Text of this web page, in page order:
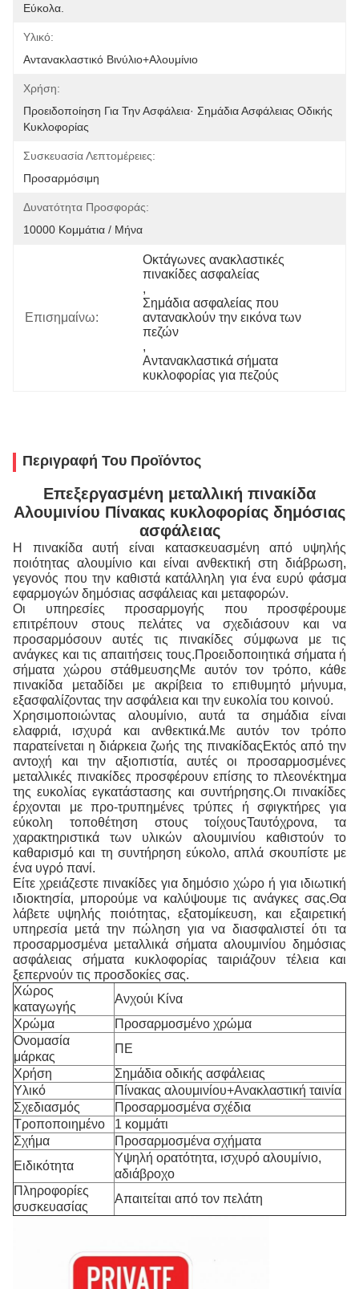
Εύκολα.
Υλικό:
Αντανακλαστικό Βινύλιο+αλουμίνιο
Χρήση:
Προειδοποίηση Για Την Ασφάλεια· Σημάδια Ασφάλειας Οδικής
Κυκλοφορίας
Συσκευασία Λεπτομέρειες:
Προσαρμόσιμη
Δυνατότητα Προσφοράς:
10000 Κομμάτια / Μήνα
Επισημαίνω:
Οκτάγωνες ανακλαστικές
πινακίδες ασφαλείας
,
Σημάδια ασφαλείας που
αντανακλούν την εικόνα των
πεζών
,
Αντανακλαστικά σήματα
κυκλοφορίας για πεζούς
Περιγραφή Του Προϊόντος
Επεξεργασμένη μεταλλική πινακίδα
Αλουμινίου Πίνακας κυκλοφορίας δημόσιας
ασφάλειας
Η πινακίδα αυτή είναι κατασκευασμένη από υψηλής
ποιότητας αλουμίνιο και είναι ανθεκτική στη διάβρωση,
γεγονός που την καθιστά κατάλληλη για ένα ευρύ φάσμα
εφαρμογών δημόσιας ασφάλειας και μεταφορών.
Οι υπηρεσίες προσαρμογής που προσφέρουμε
επιτρέπουν στους πελάτες να σχεδιάσουν και να
προσαρμόσουν αυτές τις πινακίδες σύμφωνα με τις
ανάγκες και τις απαιτήσεις τους.Προειδοποιητικά σήματα ή
σήματα χώρου στάθμευσηςΜε αυτόν τον τρόπο, κάθε
πινακίδα μεταδίδει με ακρίβεια το επιθυμητό μήνυμα,
εξασφαλίζοντας την ασφάλεια και την ευκολία του κοινού.
Χρησιμοποιώντας αλουμίνιο, αυτά τα σημάδια είναι
ελαφριά, ισχυρά και ανθεκτικά.Με αυτόν τον τρόπο
παρατείνεται η διάρκεια ζωής της πινακίδαςΕκτός από την
αντοχή και την αξιοπιστία, αυτές οι προσαρμοσμένες
μεταλλικές πινακίδες προσφέρουν επίσης το πλεονέκτημα
της ευκολίας εγκατάστασης και συντήρησης.Οι πινακίδες
έρχονται με προ-τρυπημένες τρύπες ή σφιγκτήρες για
εύκολη τοποθέτηση στους τοίχουςΤαυτόχρονα, τα
χαρακτηριστικά των υλικών αλουμινίου καθιστούν το
καθαρισμό και τη συντήρηση εύκολο, απλά σκουπίστε με
ένα υγρό πανί.
Είτε χρειάζεστε πινακίδες για δημόσιο χώρο ή για ιδιωτική
ιδιοκτησία, μπορούμε να καλύψουμε τις ανάγκες σας.Θα
λάβετε υψηλής ποιότητας, εξατομίκευση, και εξαιρετική
υπηρεσία μετά την πώληση για να διασφαλιστεί ότι τα
προσαρμοσμένα μεταλλικά σήματα αλουμινίου δημόσιας
ασφάλειας σήματα κυκλοφορίας ταιριάζουν τέλεια και
ξεπερνούν τις προσδοκίες σας.
Χώρος
καταγωγής
Ανχούι Κίνα
Χρώμα
Προσαρμοσμένο χρώμα
Ονομασία
μάρκας
ΠΕ
Χρήση
Σημάδια οδικής ασφάλειας
Υλικό
Πίνακας αλουμινίου+Ανακλαστική ταινία
Σχεδιασμός
Προσαρμοσμένα σχέδια
Τροποποιημένο
1 κομμάτι
Σχήμα
Προσαρμοσμένα σχήματα
Ειδικότητα
Υψηλή ορατότητα, ισχυρό αλουμίνιο,
αδιάβροχο
Πληροφορίες
συσκευασίας
Απαιτείται από τον πελάτη